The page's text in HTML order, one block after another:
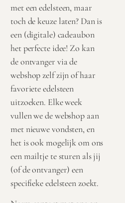
met een edelsteen, maar
toch de keuze laten? Dan is
een (digitale) cadeaubon
het perfecte idee! Zo kan
de ontvanger via de
webshop zelf zijn of haar
favoriete edelsteen
uitzoeken. Elke week
vullen we de webshop aan
met nieuwe vondsten, en
het is ook mogelijk om ons
een mailtje te sturen als jij
(of de ontvanger) een
specifieke edelsteen zoekt.